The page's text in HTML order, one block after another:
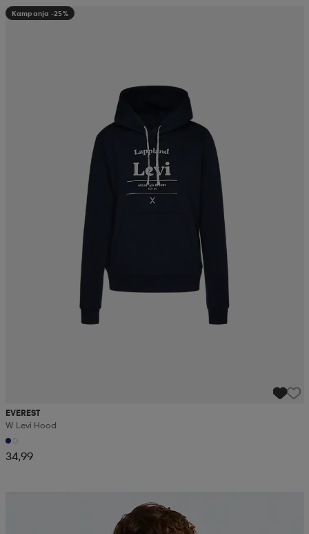
Kampanja -25%
EVEREST
W Levi Hood
34,99